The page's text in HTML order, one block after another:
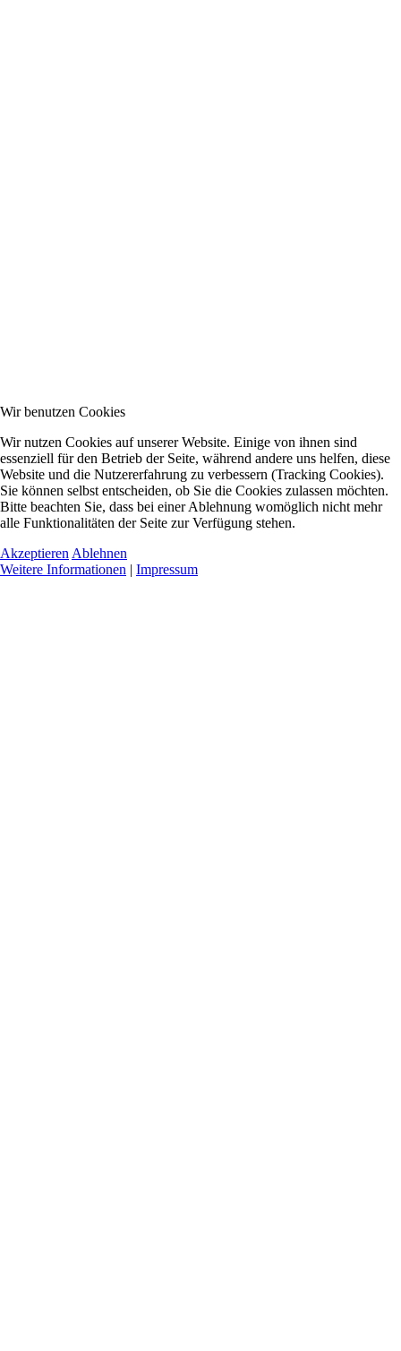
Wir benutzen Cookies
Wir nutzen Cookies auf unserer Website. Einige von ihnen sind
essenziell für den Betrieb der Seite, während andere uns helfen, diese
Website und die Nutzererfahrung zu verbessern (Tracking Cookies).
Sie können selbst entscheiden, ob Sie die Cookies zulassen möchten.
Bitte beachten Sie, dass bei einer Ablehnung womöglich nicht mehr
alle Funktionalitäten der Seite zur Verfügung stehen.
Akzeptieren Ablehnen
Weitere Informationen | Impressum